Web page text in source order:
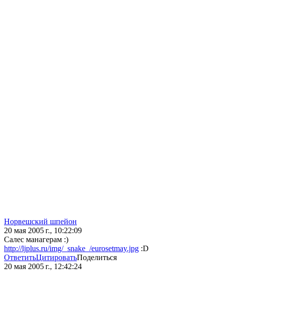
Норвешский шпейон
20 мая 2005 г., 10:22:09
Салес манагерам :)
http://ljplus.ru/img/_snake_/eurosetmay.jpg :D
ОтветитьЦитироватьПоделиться
20 мая 2005 г., 12:42:24